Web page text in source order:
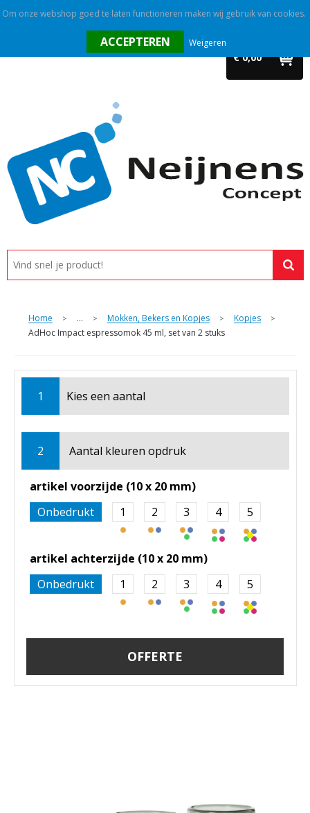
€ 0,00
Promotietextiel
Tassen
Alle categorieën
Custom made
Home > ... > Mokken, Bekers en Kopjes > Kopjes >
AdHoc Impact espressomok 45 ml, set van 2 stuks
1 Kies een aantal
2 Aantal kleuren opdruk
artikel voorzijde (10 x 20 mm)
Onbedrukt
1 2 3 4 5
artikel achterzijde (10 x 20 mm)
Onbedrukt
1 2 3 4 5
OFFERTE
Om onze webshop goed te laten functioneren maken wij gebruik van cookies.
Weigeren